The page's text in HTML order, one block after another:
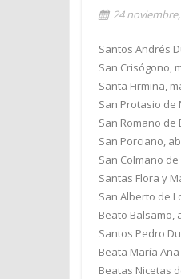
24
Santos Andrés
San Crisógono,
Santa Firmina,
San Protasio de
San Romano
San Porciano,
San Colmano
Santas Flora y
San Alberto de
Beato Balsamo,
Santos Pedro
Beata María
Beatas Nicetas